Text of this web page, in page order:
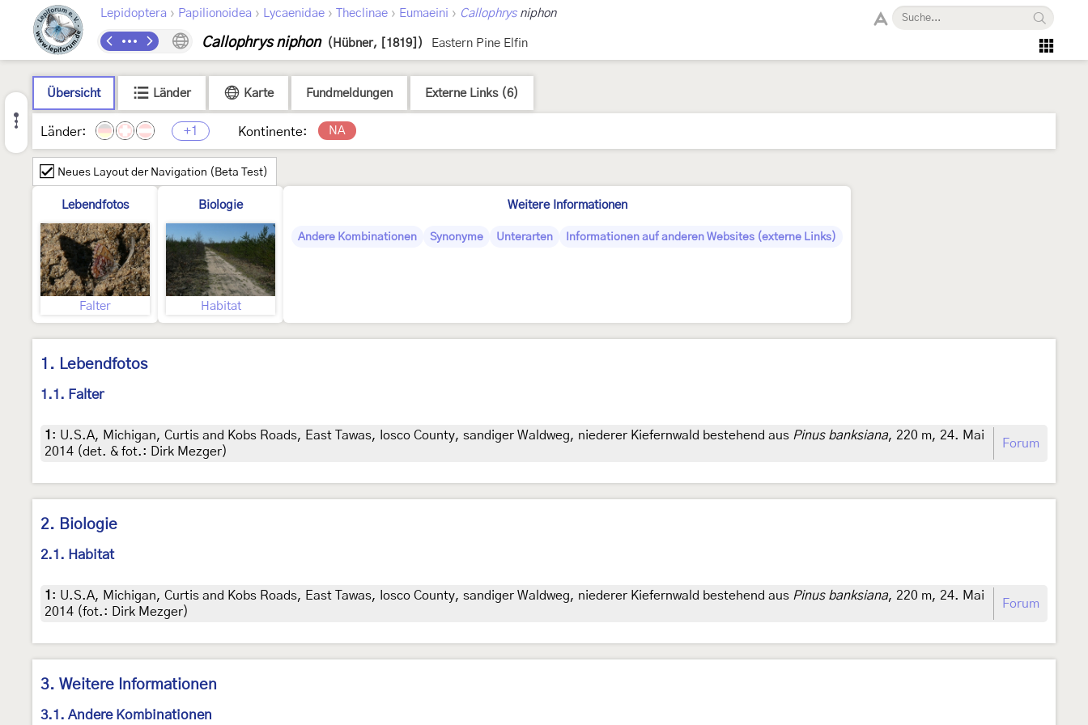
Lepidoptera › Papilionoidea › Lycaenidae › Theclinae › Eumaeini › Callophrysniphon
Callophrys niphon (Hübner, [1819]) Eastern Pine Elfin
Übersicht Länder Karte Fundmeldungen Externe Links (6)
Länder: +1 Kontinente: NA
Neues Layout der Navigation (Beta Test)
Lebendfotos
Falter
Biologie
Habitat
Weitere Informationen
Andere Kombinationen Synonyme Unterarten Informationen auf anderen Websites (externe Links)
1. Lebendfotos
1.1. Falter
1 : U.S.A, Michigan, Curtis and Kobs Roads, East Tawas, Iosco County, sandiger Waldweg, niederer Kiefernwald bestehend aus Pinus banksiana, 220 m, 24. Mai
2014 (det. & fot.: Dirk Mezger)
Forum
2. Biologie
2.1. Habitat
1 : U.S.A, Michigan, Curtis and Kobs Roads, East Tawas, Iosco County, sandiger Waldweg, niederer Kiefernwald bestehend aus Pinus banksiana, 220 m, 24. Mai
2014 (fot.: Dirk Mezger)
Forum
3. Weitere Informationen
3.1. Andere Kombinationen